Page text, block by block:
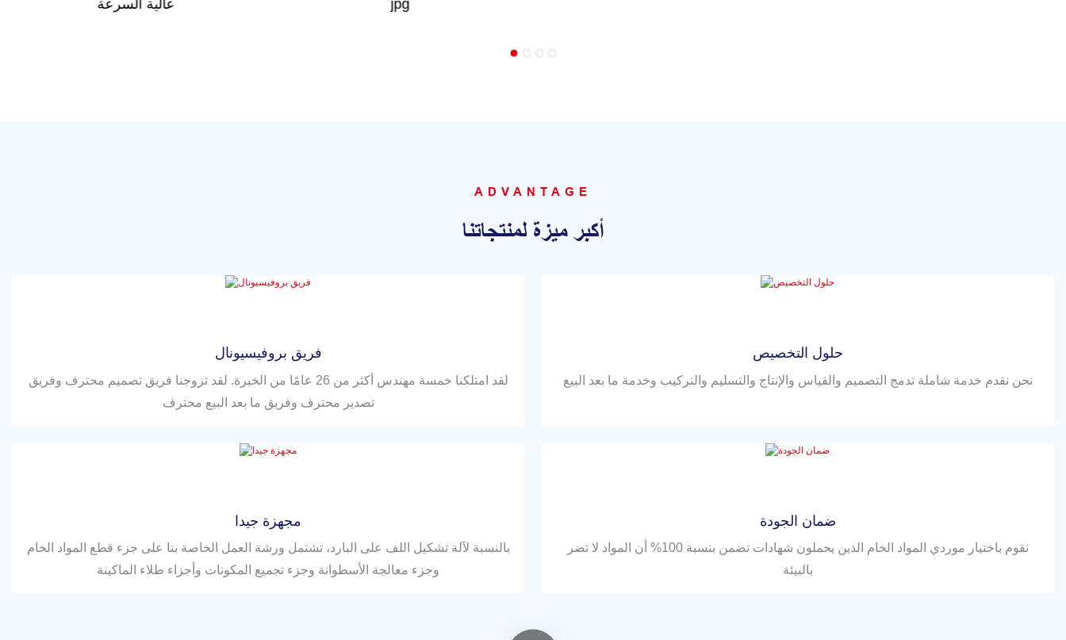
jpg
ADVANTAGE
أكبر ميزة لمنتجاتنا
فريق بروفيسيونال
لقد امتلكنا خمسة مهندس أكثر من 26 عامًا من الخبرة. لقد تزوجنا فريق تصميم محترف وفريق
تصدير محترف وفريق ما بعد البيع محترف
حلول التخصيص
نحن نقدم خدمة شاملة تدمج التصميم والقياس والإنتاج والتسليم والتركيب وخدمة ما بعد البيع
مجهزة جيدا
بالنسبة لآلة تشكيل اللف على البارد، تشتمل ورشة العمل الخاصة بنا على جزء قطع المواد الخام
وجزء معالجة الأسطوانة وجزء تجميع المكونات وأجزاء طلاء الماكينة
ضمان الجودة
نقوم باختيار موردي المواد الخام الذين يحملون شهادات تضمن بنسبة 100% أن المواد لا تضر
بالبيئة